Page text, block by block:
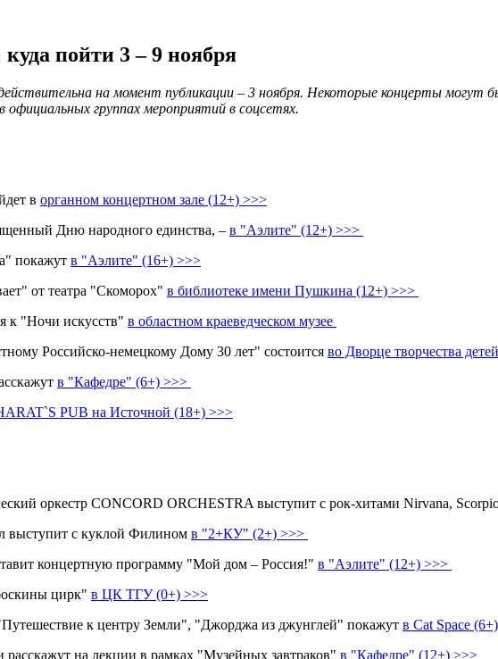
пойти 3 – 9 ноября
на момент публикации – 3 ноября. Некоторые концерты могут
официальных группах мероприятий в соцсетях.
в органном концертном зале (12+) >>>
Дню народного единства, – в "Аэлите" (12+) >>>
покажут в "Аэлите" (16+) >>>
от театра "Скоморох" в библиотеке имени Пушкина (12+) >>>
к "Ночи искусств" в областном краеведческом музее
Российско-немецкому Дому 30 лет" состоится во Дворце творчества
в "Кафедре" (6+) >>>
PUB на Источной (18+) >>>
оркестр CONCORD ORCHESTRA выступит с рок-хитами Nirvana,
выступит с куклой Филином в "2+КУ" (2+) >>>
концертную программу "Мой дом – Россия!" в "Аэлите" (12+) >>>
цирк" в ЦК ТГУ (0+) >>>
к центру Земли", "Джорджа из джунглей" покажут в Cat Space
расскажут на лекции в рамках "Музейных завтраков" в "Кафедре" (12+) >>>